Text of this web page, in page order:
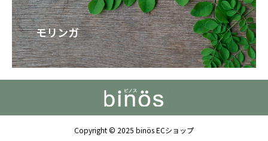
モリンガ
Copyright © 2025 binös ECショップ